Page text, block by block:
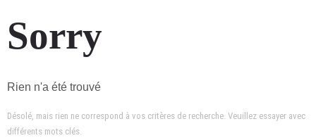
Sorry
Rien n'a été trouvé
Désolé, mais rien ne correspond à vos critères de recherche. Veuillez essayer avec
différents mots clés.